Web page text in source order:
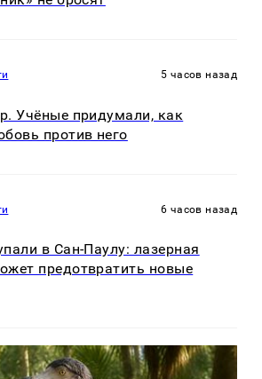
5 часов назад
Учёные придумали, как
против него
6 часов назад
в Сан-Паулу: лазерная
предотвратить новые